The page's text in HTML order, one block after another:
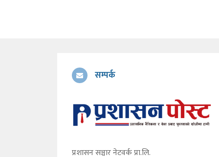
सम्पर्क
प्रशासन सञ्चार नेटवर्क प्रा.लि.